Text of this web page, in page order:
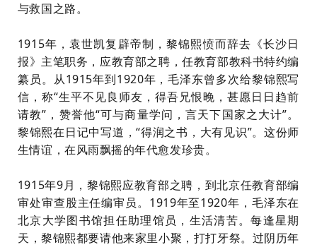
与救国之路。
1915年，袁世凯复辟帝制，黎锦熙愤而辞去《长沙日
报》主笔职务，应教育部之聘，任教育部教科书特约编
纂员。从1915年到1920年，毛泽东曾多次给黎锦熙写
信，称“生平不见良师友，得吾兄恨晚，甚愿日日趋前
请教”，赞誉他“可与商量学问，言天下国家之大计”。
黎锦熙在日记中写道，“得润之书，大有见识”。这份师
生情谊，在风雨飘摇的年代愈发珍贵。
1915年9月，黎锦熙应教育部之聘，到北京任教育部编
审处审查股主任编审员。1919年至1920年，毛泽东在
北京大学图书馆担任助理馆员，生活清苦。每逢星期
天，黎锦熙都要请他来家里小聚，打打牙祭。过阴历年